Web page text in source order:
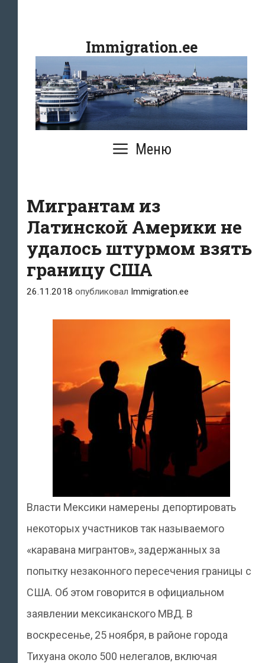
содержимомуImmigration.ee
Меню
Мигрантам из
Латинской Америки не
удалось штурмом взять
границу США
26.11.2018 опубликовал Immigration.ee
Власти Мексики намерены депортировать
некоторых участников так называемого
«каравана мигрантов», задержанных за
попытку незаконного пересечения границы с
США. Об этом говорится в официальном
заявлении мексиканского МВД. В
воскресенье, 25 ноября, в районе города
Тихуана около 500 нелегалов, включая